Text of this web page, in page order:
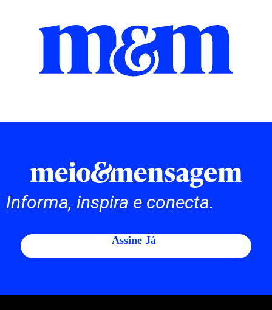
Informa, inspira e conecta.
Assine Já